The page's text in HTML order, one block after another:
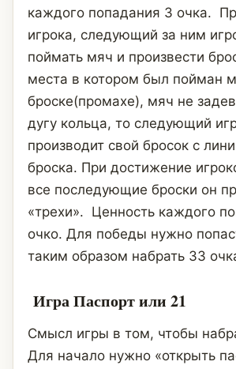
каждого попадания 3 очка.
игрока, следующий за ним
поймать мяч и произвести
места в котором был пойман
броске(промахе), мяч не
дугу кольца, то следующий
производит свой бросок с
броска. При достижение
все последующие броски он
«трехи». Ценность каждого
очко. Для победы нужно
таким образом набрать 33
Игра Паспорт или 21
Смысл игры в том, чтобы
Для начало нужно «открыть